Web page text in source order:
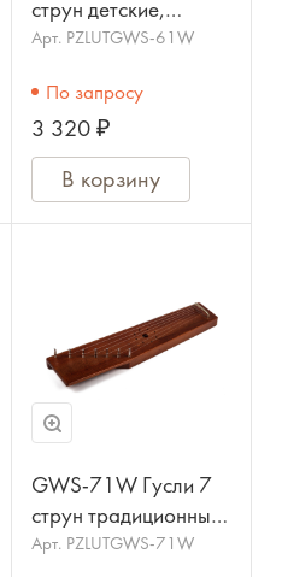
струн детские,
крыловидные, цвет
Арт. PZLUTGWS-61W
По запросу
3 320 ₽
В корзину
GWS-71W Гусли 7
струн традиционные,
крыловидные, цвет
Арт. PZLUTGWS-71W